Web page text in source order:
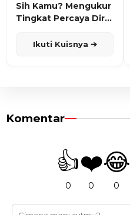
Sih Kamu? Mengukur
Tingkat Percaya Diri
Ikuti Kuisnya ➔
Komentar
👍
0
❤️
0
😂
0